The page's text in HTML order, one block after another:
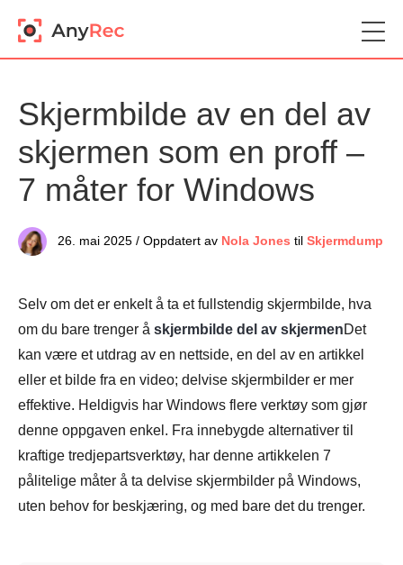
Skjermbilde av en del av
skjermen som en proff –
7 måter for Windows
26. mai 2025 / Oppdatert av Nola Jones til Skjermdump
Selv om det er enkelt å ta et fullstendig skjermbilde, hva
om du bare trenger å skjermbilde del av skjermenDet
kan være et utdrag av en nettside, en del av en artikkel
eller et bilde fra en video; delvise skjermbilder er mer
effektive. Heldigvis har Windows flere verktøy som gjør
denne oppgaven enkel. Fra innebygde alternativer til
kraftige tredjepartsverktøy, har denne artikkelen 7
pålitelige måter å ta delvise skjermbilder på Windows,
uten behov for beskjæring, og med bare det du trenger.